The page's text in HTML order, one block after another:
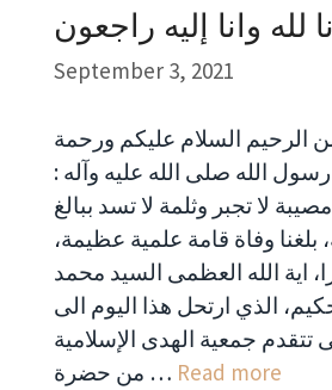
لله وانا إليه راجعون
September 3, 2021
الرحيم السلام عليكم ورحمة
رسول الله صلى الله عليه وآله :
لا تجبر وثلمة لا تسد ببالغ
بلغنا وفاة قامة علمية عظيمة،
اية الله العظمى السيد محمد
الذي ارتحل هذا اليوم الى
تتقدم جمعية الهدى الإسلامية
من حضرة … Read more